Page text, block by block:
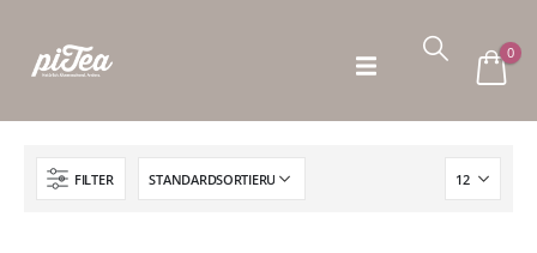
0
FILTER